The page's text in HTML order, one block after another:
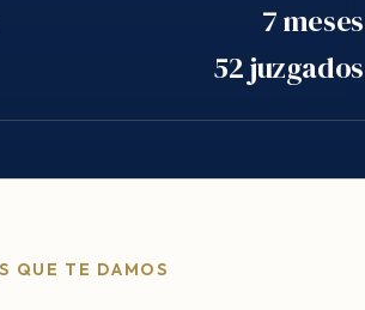
7 meses
52 juzgados
QUE TE DAMOS